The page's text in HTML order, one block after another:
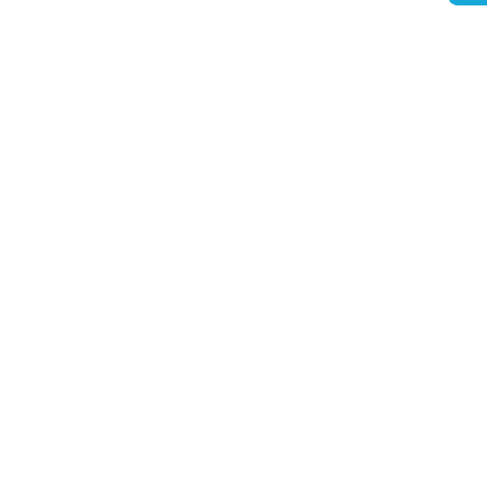
DORUČIŤ DO: